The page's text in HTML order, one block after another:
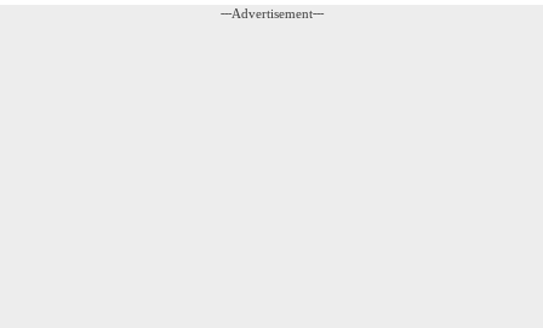
---Advertisement---